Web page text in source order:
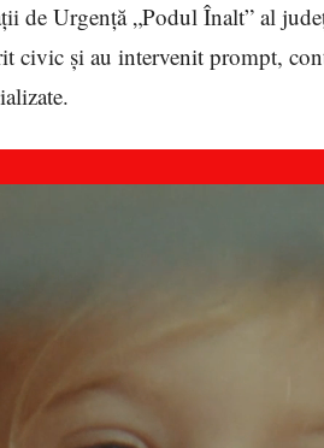
de Urgență „Podul Înalt” al
civic și au intervenit prompt,